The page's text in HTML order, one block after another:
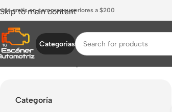
Skip to main content
gratis en compras superiores a $200
Categorias
Categoría